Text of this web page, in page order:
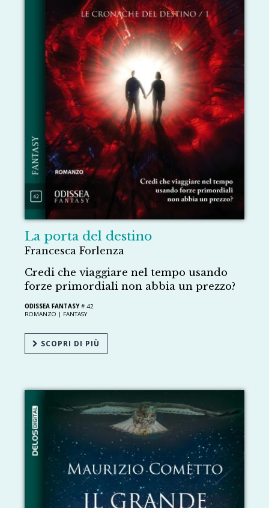
La porta del destino
Francesca Forlenza
Credi che viaggiare nel tempo usando
forze primordiali non abbia un prezzo?
ODISSEA FANTASY# 42
ROMANZO | FANTASY
SCOPRI DI PIÙ